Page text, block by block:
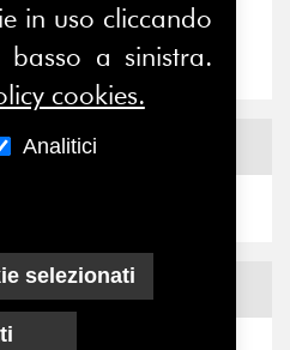
la
la...
Facebook
X
in uso cliccando
a sinistra.
cookies.
Analitici
selezionati